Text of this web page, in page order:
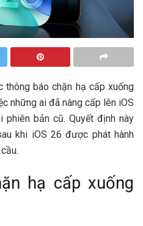
báo chặn hạ cấp xuống
những ai đã nâng cấp lên iOS
bản cũ. Quyết định này
khi iOS 26 được phát hành
hạ cấp xuống